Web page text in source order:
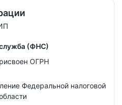
(ФНС)
ОГРН
Федеральной налоговой